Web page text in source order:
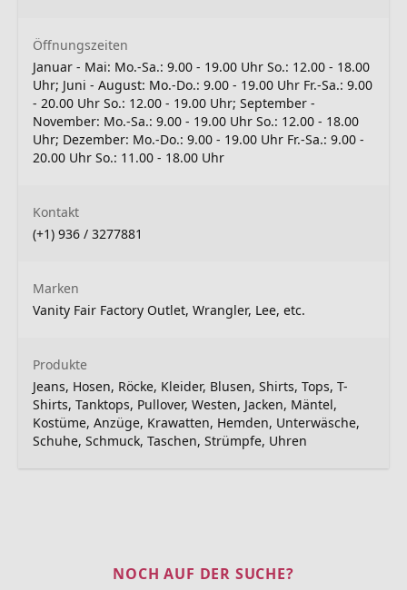
Öffnungszeiten
Januar - Mai: Mo.-Sa.: 9.00 - 19.00 Uhr So.: 12.00 - 18.00
Uhr; Juni - August: Mo.-Do.: 9.00 - 19.00 Uhr Fr.-Sa.: 9.00
- 20.00 Uhr So.: 12.00 - 19.00 Uhr; September -
November: Mo.-Sa.: 9.00 - 19.00 Uhr So.: 12.00 - 18.00
Uhr; Dezember: Mo.-Do.: 9.00 - 19.00 Uhr Fr.-Sa.: 9.00 -
20.00 Uhr So.: 11.00 - 18.00 Uhr
Kontakt
(+1) 936 / 3277881
Marken
Vanity Fair Factory Outlet, Wrangler, Lee, etc.
Produkte
Jeans, Hosen, Röcke, Kleider, Blusen, Shirts, Tops, T-
Shirts, Tanktops, Pullover, Westen, Jacken, Mäntel,
Kostüme, Anzüge, Krawatten, Hemden, Unterwäsche,
Schuhe, Schmuck, Taschen, Strümpfe, Uhren
NOCH AUF DER SUCHE?